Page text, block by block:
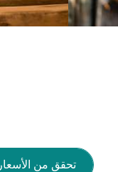
تحقق من الأسعار